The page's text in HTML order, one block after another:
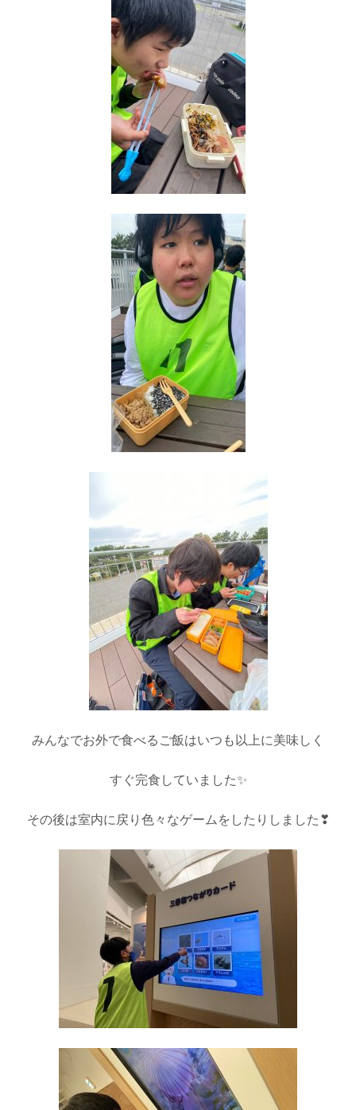
みんなでお外で食べるご飯はいつも以上に美味しく
すぐ完食していました✨
その後は室内に戻り色々なゲームをしたりしました❣